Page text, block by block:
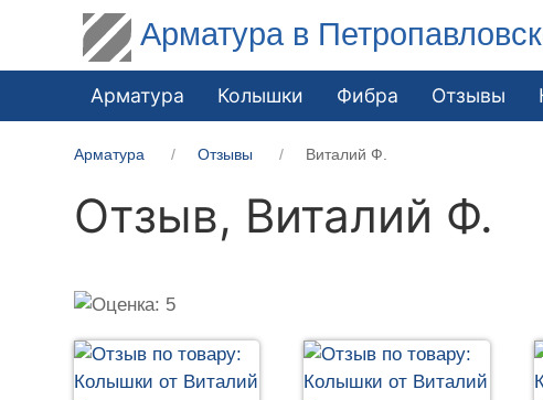
Арматура в
Арматура Колышки Фибра Отзывы
Арматура Отзывы Виталий Ф.
Отзыв, Виталий Ф.